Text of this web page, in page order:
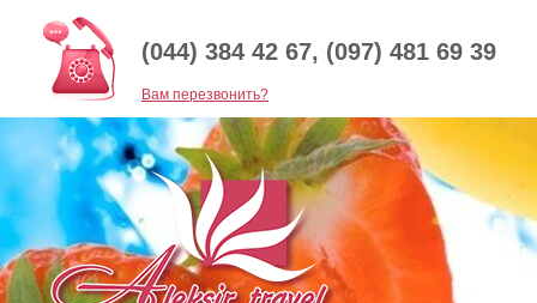
(044) 384 42 67, (097) 481 69 39
Baм перезвонить?